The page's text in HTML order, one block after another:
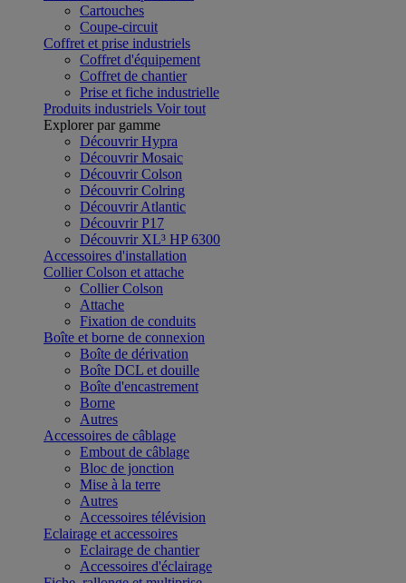
Cartouches
Coupe-circuit
Coffret et prise industriels
Coffret d'équipement
Coffret de chantier
Prise et fiche industrielle
Produits industriels Voir tout
Explorer par gamme
Découvrir Hypra
Découvrir Mosaic
Découvrir Colson
Découvrir Colring
Découvrir Atlantic
Découvrir P17
Découvrir XL³ HP 6300
Accessoires d'installation
Collier Colson et attache
Collier Colson
Attache
Fixation de conduits
Boîte et borne de connexion
Boîte de dérivation
Boîte DCL et douille
Boîte d'encastrement
Borne
Autres
Accessoires de câblage
Embout de câblage
Bloc de jonction
Mise à la terre
Autres
Accessoires télévision
Eclairage et accessoires
Eclairage de chantier
Accessoires d'éclairage